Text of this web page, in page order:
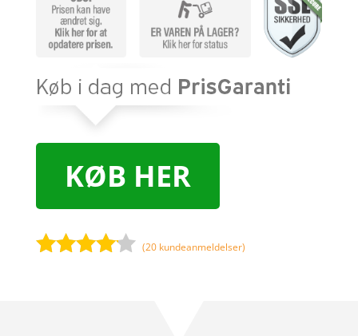
KØB HER
(20 kundeanmeldelser)